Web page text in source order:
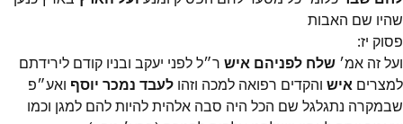
שהיו שם האבות
פסוק יז:
ועל זה אמ׳ שלח לפניהם איש ר״ל לפני יעקב ובניו קודם לירידתם
למצרים איש והקדים רפואה למכה וזהו לעבד נמכר יוסף ואע״פ
שבמקרה נתגלגל שם הכל היה סבה אלהית להיות להם למגן וכמו